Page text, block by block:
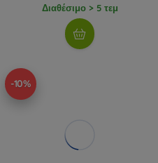
Διαθέσιμο > 5 τεμ
-10%